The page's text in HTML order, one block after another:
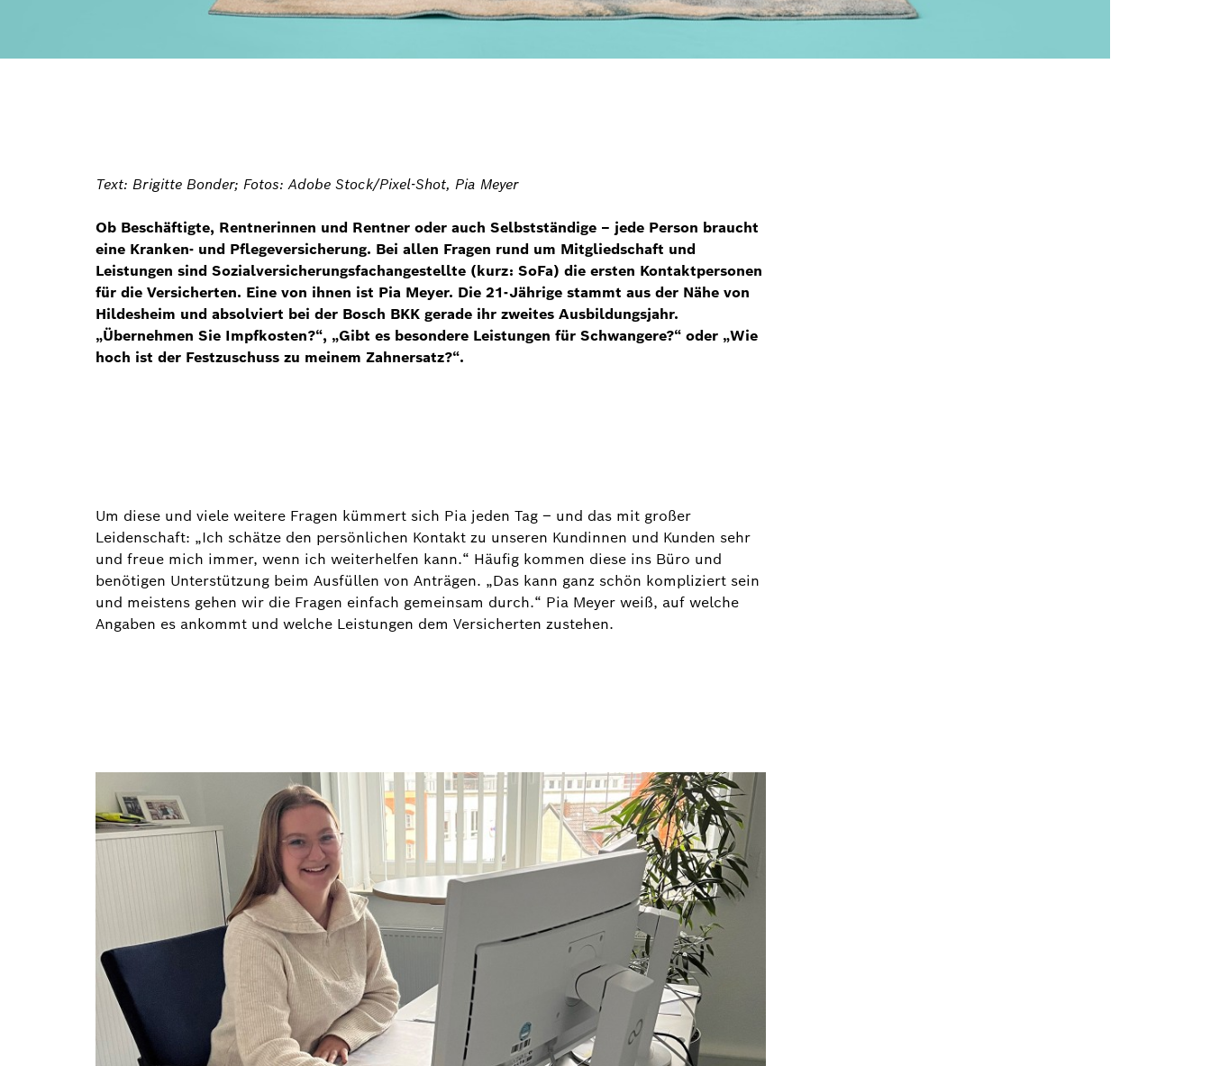
Text: Brigitte Bonder; Fotos: Adobe Stock/Pixel-Shot, Pia Meyer
Ob Beschäftigte, Rentnerinnen und Rentner oder auch Selbstständige – jede Person braucht
eine Kranken- und Pflegeversicherung. Bei allen Fragen rund um Mitgliedschaft und
Leistungen sind Sozialversicherungsfachangestellte (kurz: SoFa) die ersten Kontaktpersonen
für die Versicherten. Eine von ihnen ist Pia Meyer. Die 21-Jährige stammt aus der Nähe von
Hildesheim und absolviert bei der Bosch BKK gerade ihr zweites Ausbildungsjahr.
„Übernehmen Sie Impfkosten?“, „Gibt es besondere Leistungen für Schwangere?“ oder „Wie
hoch ist der Festzuschuss zu meinem Zahnersatz?“.
Um diese und viele weitere Fragen kümmert sich Pia jeden Tag – und das mit großer
Leidenschaft: „Ich schätze den persönlichen Kontakt zu unseren Kundinnen und Kunden sehr
und freue mich immer, wenn ich weiterhelfen kann.“ Häufig kommen diese ins Büro und
benötigen Unterstützung beim Ausfüllen von Anträgen. „Das kann ganz schön kompliziert sein
und meistens gehen wir die Fragen einfach gemeinsam durch.“ Pia Meyer weiß, auf welche
Angaben es ankommt und welche Leistungen dem Versicherten zustehen.